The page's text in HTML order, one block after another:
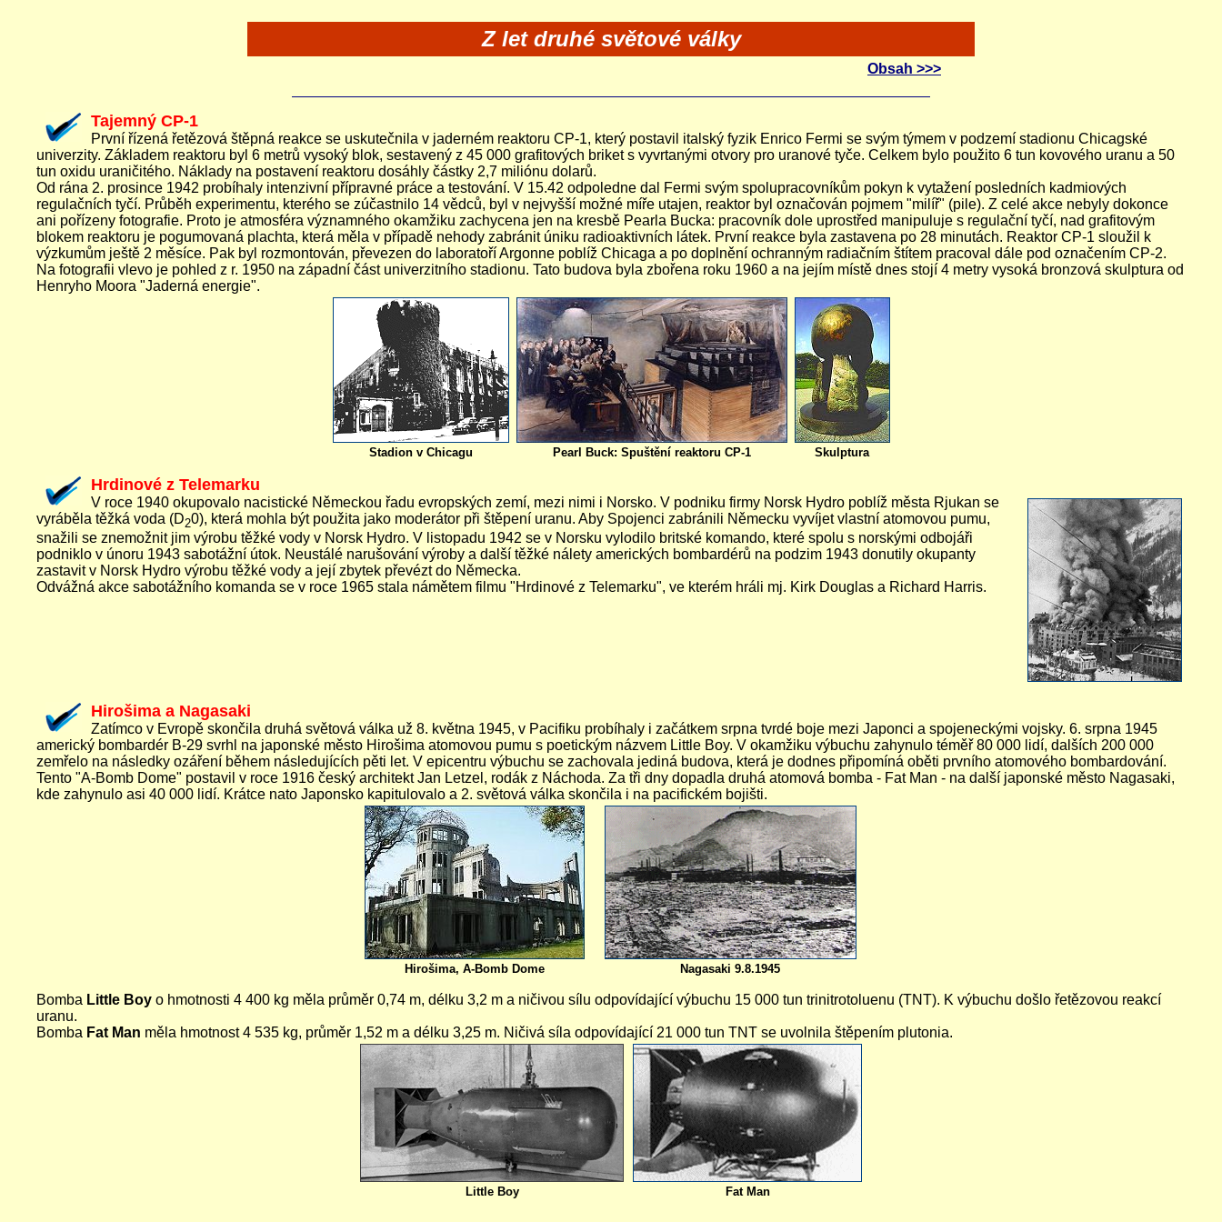
Z let druhé světové války
Obsah >>>
Tajemný CP-1
První řízená řetězová štěpná reakce se uskutečnila v jaderném reaktoru CP-1, který postavil italský fyzik Enrico Fermi se svým týmem v podzemí stadionu Chicagské
univerzity. Základem reaktoru byl 6 metrů vysoký blok, sestavený z 45 000 grafitových briket s vyvrtanými otvory pro uranové tyče. Celkem bylo použito 6 tun kovového uranu a 50
tun oxidu uraničitého. Náklady na postavení reaktoru dosáhly částky 2,7 miliónu dolarů.
Od rána 2. prosince 1942 probíhaly intenzivní přípravné práce a testování. V 15.42 odpoledne dal Fermi svým spolupracovníkům pokyn k vytažení posledních kadmiových
regulačních tyčí. Průběh experimentu, kterého se zúčastnilo 14 vědců, byl v nejvyšší možné míře utajen, reaktor byl označován pojmem "milíř" (pile). Z celé akce nebyly dokonce
ani pořízeny fotografie. Proto je atmosféra významného okamžiku zachycena jen na kresbě Pearla Bucka: pracovník dole uprostřed manipuluje s regulační tyčí, nad grafitovým
blokem reaktoru je pogumovaná plachta, která měla v případě nehody zabránit úniku radioaktivních látek. První reakce byla zastavena po 28 minutách. Reaktor CP-1 sloužil k
výzkumům ještě 2 měsíce. Pak byl rozmontován, převezen do laboratoří Argonne poblíž Chicaga a po doplnění ochranným radiačním štítem pracoval dále pod označením CP-2.
Na fotografii vlevo je pohled z r. 1950 na západní část univerzitního stadionu. Tato budova byla zbořena roku 1960 a na jejím místě dnes stojí 4 metry vysoká bronzová skulptura od
Henryho Moora "Jaderná energie".
Stadion v Chicagu Pearl Buck: Spuštění reaktoru CP-1 Skulptura
Hrdinové z Telemarku
V roce 1940 okupovalo nacistické Německou řadu evropských zemí, mezi nimi i Norsko. V podniku firmy Norsk Hydro poblíž města Rjukan se
vyráběla těžká voda (D20), která mohla být použita jako moderátor při štěpení uranu. Aby Spojenci zabránili Německu vyvíjet vlastní atomovou pumu,
snažili se znemožnit jim výrobu těžké vody v Norsk Hydro. V listopadu 1942 se v Norsku vylodilo britské komando, které spolu s norskými odbojáři
podniklo v únoru 1943 sabotážní útok. Neustálé narušování výroby a další těžké nálety amerických bombardérů na podzim 1943 donutily okupanty
zastavit v Norsk Hydro výrobu těžké vody a její zbytek převézt do Německa.
Odvážná akce sabotážního komanda se v roce 1965 stala námětem filmu "Hrdinové z Telemarku", ve kterém hráli mj. Kirk Douglas a Richard Harris.
Hirošima a Nagasaki
Zatímco v Evropě skončila druhá světová válka už 8. května 1945, v Pacifiku probíhaly i začátkem srpna tvrdé boje mezi Japonci a spojeneckými vojsky. 6. srpna 1945
americký bombardér B-29 svrhl na japonské město Hirošima atomovou pumu s poetickým názvem Little Boy. V okamžiku výbuchu zahynulo téměř 80 000 lidí, dalších 200 000
zemřelo na následky ozáření během následujících pěti let. V epicentru výbuchu se zachovala jediná budova, která je dodnes připomíná oběti prvního atomového bombardování.
Tento "A-Bomb Dome" postavil v roce 1916 český architekt Jan Letzel, rodák z Náchoda. Za tři dny dopadla druhá atomová bomba - Fat Man - na další japonské město Nagasaki,
kde zahynulo asi 40 000 lidí. Krátce nato Japonsko kapitulovalo a 2. světová válka skončila i na pacifickém bojišti.
Hirošima, A-Bomb Dome Nagasaki 9.8.1945
Bomba Little Boy o hmotnosti 4 400 kg měla průměr 0,74 m, délku 3,2 m a ničivou sílu odpovídající výbuchu 15 000 tun trinitrotoluenu (TNT). K výbuchu došlo řetězovou reakcí
uranu.
Bomba Fat Man měla hmotnost 4 535 kg, průměr 1,52 m a délku 3,25 m. Ničivá síla odpovídající 21 000 tun TNT se uvolnila štěpením plutonia.
Little Boy Fat Man